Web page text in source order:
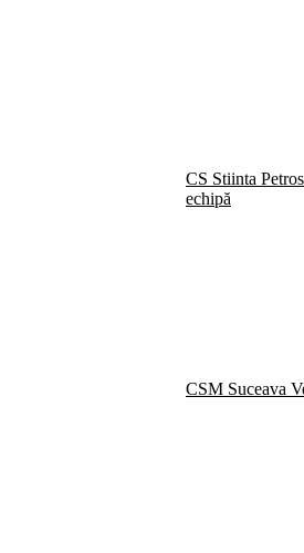
CS Stiinta
echipă
CSM Suceava